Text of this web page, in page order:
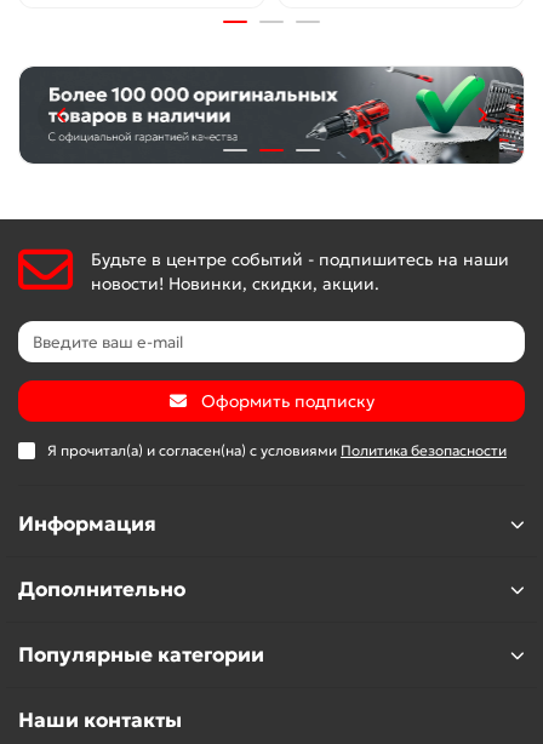
Будьте в центре событий - подпишитесь на наши
новости! Новинки, скидки, акции.
Оформить подписку
Я прочитал(а) и согласен(на) с условиями Политика безопасности
Информация
Дополнительно
Популярные категории
Наши контакты